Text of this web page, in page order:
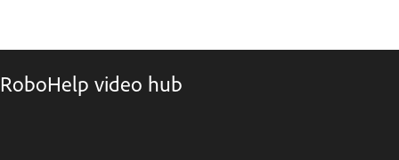
RoboHelp video hub